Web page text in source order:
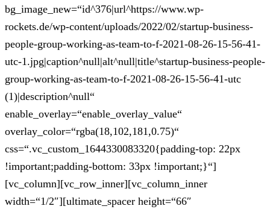
bg_image_new=“id^376|url^https://www.wp-
rockets.de/wp-content/uploads/2022/02/startup-business-
people-group-working-as-team-to-f-2021-08-26-15-56-41-
utc-1.jpg|caption^null|alt^null|title^startup-business-people-
group-working-as-team-to-f-2021-08-26-15-56-41-utc
(1)|description^null“
enable_overlay=“enable_overlay_value“
overlay_color=“rgba(18,102,181,0.75)“
css=“.vc_custom_1644330083320{padding-top: 22px
!important;padding-bottom: 33px !important;}“]
[vc_column][vc_row_inner][vc_column_inner
width=“1/2″][ultimate_spacer height=“66″